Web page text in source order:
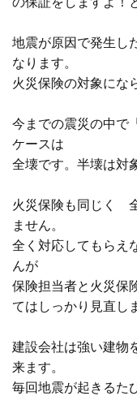
地震が原因で発生
なります。
火災保険の対象にな
今までの震災の中で
ケースは
全壊です。半壊は対
火災保険も同じく
ません。
全く対応してもらえ
んが
保険担当者と火災保
てはしっかり見直し
建設会社は強い建物
来ます。
毎回地震が起きるた